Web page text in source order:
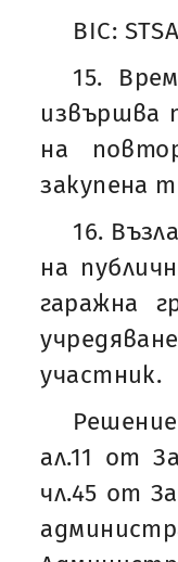
BIC:
15.
извършва
на
закупена
16.
на
гаражна
участник.
ал.11 от
чл.45 от